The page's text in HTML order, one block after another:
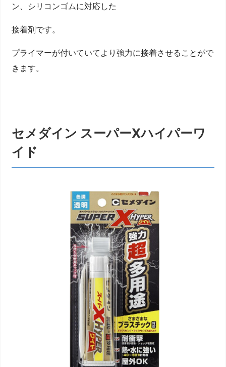
ン、シリコンゴムに対応した
接着剤です。
プライマーが付いていてより強力に接着させることがで
きます。
セメダイン スーパーXハイパーワ
イド